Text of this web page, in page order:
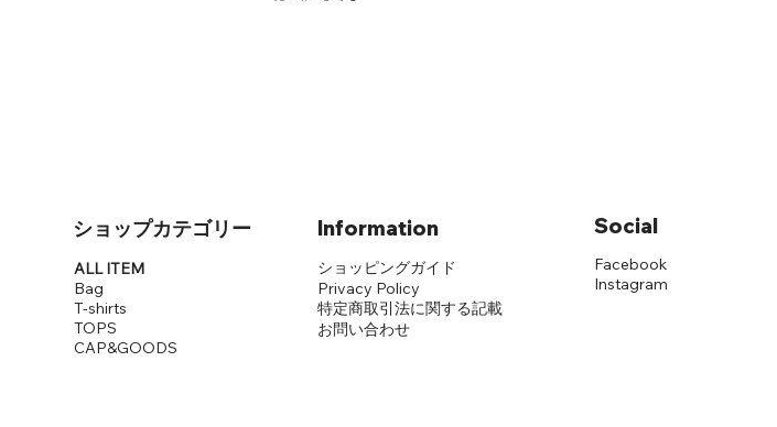
​ショップカテゴリー
ALL ITEM
Bag
T-shirts
TOPS
CAP&GOODS
ショッピングガイド
Privacy Policy
​特定商取引法に関する記載
​お問い合わせ
Information
Facebook
Instagram
Social